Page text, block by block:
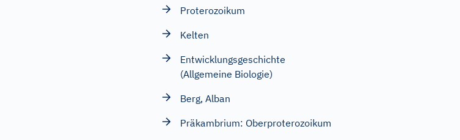
Proterozoikum
Kelten
Entwicklungsgeschichte
(Allgemeine Biologie)
Berg, Alban
Präkambrium: Oberproterozoikum